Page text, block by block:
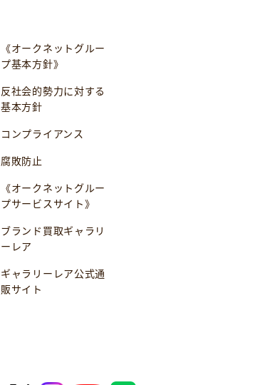
《オークネットグルー
プ基本方針》
反社会的勢力に対する
基本方針
コンプライアンス
腐敗防止
《オークネットグルー
プサービスサイト》
ブランド買取ギャラリ
ーレア
ギャラリーレア公式通
販サイト